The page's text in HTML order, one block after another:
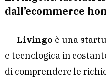
dall’ecommerce
Livingo è una
e tecnologica in
di comprendere le